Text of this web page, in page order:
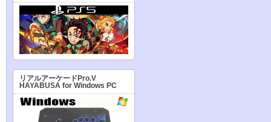
リアルアーケードPro.V
HAYABUSA for Windows PC